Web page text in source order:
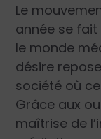
Le
année se
le monde
désire
société où
Grâce aux
maîtrise de